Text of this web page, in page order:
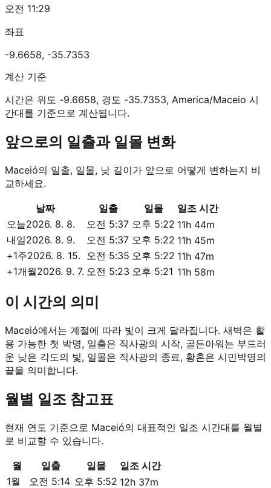
오전 11:29
좌표
-9.6658, -35.7353
계산 기준
시간은 위도 -9.6658, 경도 -35.7353, America/Maceio 시
간대를 기준으로 계산됩니다.
앞으로의 일출과 일몰 변화
Maceió의 일출, 일몰, 낮 길이가 앞으로 어떻게 변하는지 비
교하세요.
날짜 일출 일몰
일조 시간
오늘2026. 8. 8. 오전 5:37 오후 5:22 11h 44m
내일2026. 8. 9. 오전 5:37 오후 5:22 11h 45m
+1주2026. 8. 15. 오전 5:35 오후 5:22 11h 47m
+1개월2026. 9. 7. 오전 5:23 오후 5:21 11h 58m
이 시간의 의미
Maceió에서는 계절에 따라 빛이 크게 달라집니다. 새벽은 활
용 가능한 첫 박명, 일출은 직사광의 시작, 골든아워는 부드러
운 낮은 각도의 빛, 일몰은 직사광의 종료, 황혼은 시민박명의
끝을 의미합니다.
월별 일조 참고표
현재 연도 기준으로 Maceió의 대표적인 일조 시간대를 월별
로 비교할 수 있습니다.
월 일출 일몰
일조 시간
1월
오전 5:14 오후 5:52 12h 37m